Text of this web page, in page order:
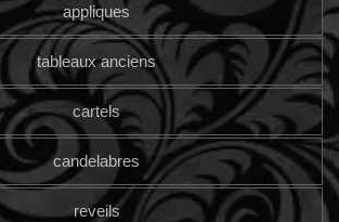
appliques
tableaux anciens
cartels
candelabres
reveils